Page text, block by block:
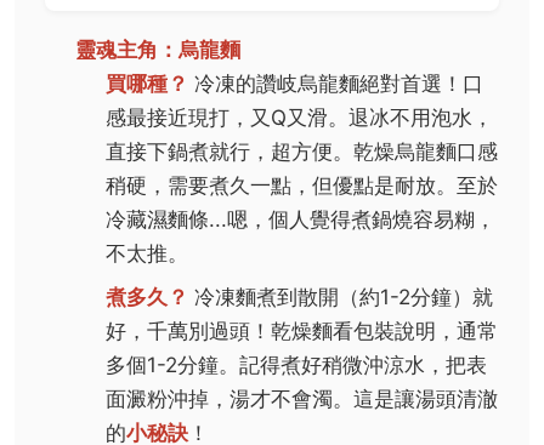
靈魂主角：烏龍麵
買哪種？ 冷凍的讚岐烏龍麵絕對首選！口
感最接近現打，又Q又滑。退冰不用泡水，
直接下鍋煮就行，超方便。乾燥烏龍麵口感
稍硬，需要煮久一點，但優點是耐放。至於
冷藏濕麵條...嗯，個人覺得煮鍋燒容易糊，
不太推。
煮多久？ 冷凍麵煮到散開（約1-2分鐘）就
好，千萬別過頭！乾燥麵看包裝說明，通常
多個1-2分鐘。記得煮好稍微沖涼水，把表
面澱粉沖掉，湯才不會濁。這是讓湯頭清澈
的小秘訣 ！